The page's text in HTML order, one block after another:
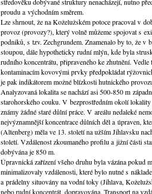
proudu a východním směrem.
Lze shrnout, že na Koželužském potoce pracoval v
provoz (provozy?), který volně můžeme spojovat s
podniků, s tzv. Zechgrundem. Znamenalo by to, že v
stoupou, dále hypotheticky rudní mlýn, kde byla
rudního koncentrátu, připraveného ke zhutnění.
kontaminacím kovovými prvky předpokládat
je pak indikátorem možné blízkosti hutnického
Analyzovaná lokalita se nachází asi 500-850 m
starohorského couku. V bezprostředním okolí
známy žádné staré důlní práce. V areálu nedaleké
nejvýznamnější koncentrace důlních děl a úpraven,
(Altenberg) měla ve 13. století na užším Jihlavsku
století. Vzdálenost zkoumaného profilu a jižní části
dobývána je 850 m.
Úpravnická zařízení všeho druhu byla vázána pokud
minimalizovaly vzdálenosti, které bylo nutné s
a prádelny situovány na vodní toky (Jihlava,
nebo rudní koncentrát, dopravována. Transport na